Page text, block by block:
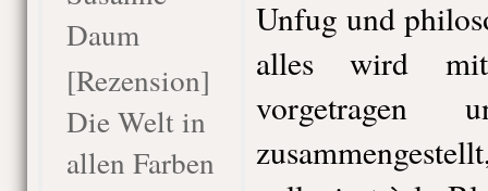
Daum
[Rezension]
Die Welt in
allen Farben
Unfug und
alles wird mit
vorgetragen